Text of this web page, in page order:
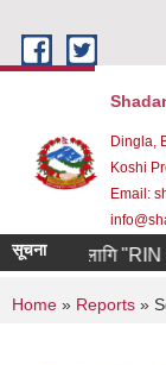
Dingla,
Koshi
Email:
सूचना लागि "RIN
You are
Home » Reports »